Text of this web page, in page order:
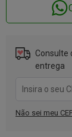
Consulte
entrega
Não sei meu